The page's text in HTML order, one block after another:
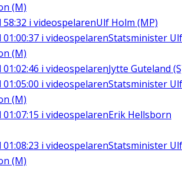
(M)
58:32 i videospelarenUlf Holm (MP)
01:00:37 i videospelarenStatsminister Ulf
(M)
01:02:46 i videospelarenJytte Guteland
01:05:00 i videospelarenStatsminister Ulf
(M)
01:07:15 i videospelarenErik Hellsborn
01:08:23 i videospelarenStatsminister Ulf
(M)